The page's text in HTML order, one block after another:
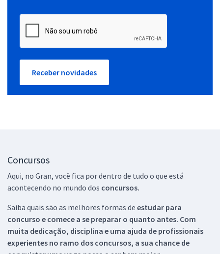
Receber novidades
Concursos
Aqui, no Gran, você fica por dentro de tudo o que está
acontecendo no mundo dos concursos.
Saiba quais são as melhores formas de estudar para
concurso e comece a se preparar o quanto antes. Com
muita dedicação, disciplina e uma ajuda de profissionais
experientes no ramo dos concursos, a sua chance de